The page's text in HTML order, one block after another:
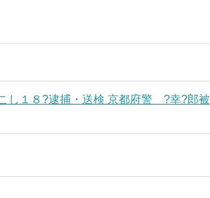
し１８?逮捕・送検 京都府警 ?幸?郎被